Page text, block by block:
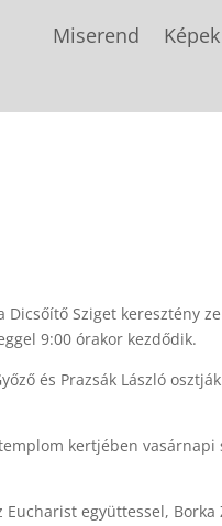
Miserend Képek
Sziget keresztény
9:00 órakor kezdődik.
és Prazsák László
kertjében vasárnapi
együttessel, Borka